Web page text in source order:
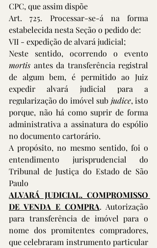
CPC, que assim dispõe
Art. 725. Processar-se-á na forma
estabelecida nesta Seção o pedido de:
VII - expedição de alvará judicial;
mortis antes da transferência registral
de algum bem, é permitido ao Juiz
expedir alvará judicial para a
regularização do imóvel sub judice, isto
porque, não há como suprir de forma
administrativa a assinatura do espólio
no documento cartorário.
A propósito, no mesmo sentido, foi o
entendimento jurisprudencial do
Tribunal de Justiça do Estado de São
Paulo
ALVARÁ JUDICIAL. COMPROMISSO
DE VENDA E COMPRA. Autorização
para transferência de imóvel para o
nome dos promitentes compradores,
que celebraram instrumento particular